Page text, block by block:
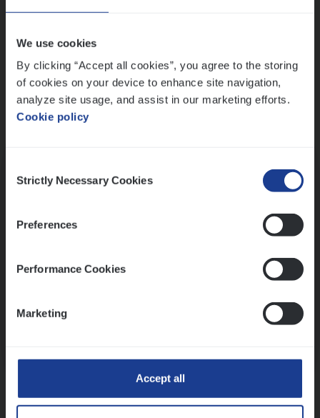
We use cookies
By clicking “Accept all cookies”, you agree to the storing
of cookies on your device to enhance site navigation,
analyze site usage, and assist in our marketing efforts.
Cookie policy
Selection
Strictly Necessary Cookies
Preferences
Performance Cookies
Marketing
Accept all